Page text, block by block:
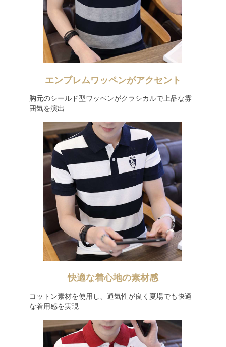
エンブレムワッペンがアクセント
胸元のシールド型ワッペンがクラシカルで上品な雰
囲気を演出
快適な着心地の素材感
コットン素材を使用し、通気性が良く夏場でも快適
な着用感を実現